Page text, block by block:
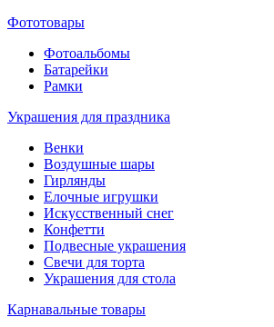
Фототовары
Фотоальбомы
Батарейки
Рамки
Украшения для праздника
Венки
Воздушные шары
Гирлянды
Елочные игрушки
Искусственный снег
Конфетти
Подвесные украшения
Свечи для торта
Украшения для стола
Карнавальные товары